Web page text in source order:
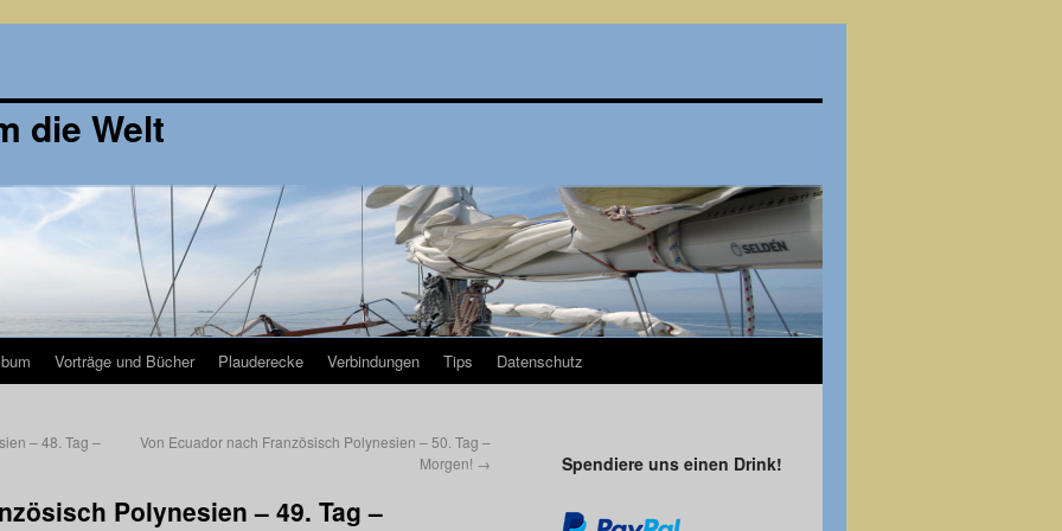
die Welt
Vorträge und Bücher Plauderecke Verbindungen Tips Datenschutz
– 48. Tag –
Von Ecuador nach Französisch Polynesien – 50. Tag –
Morgen! →
Polynesien – 49. Tag –
Spendiere uns einen Drink!